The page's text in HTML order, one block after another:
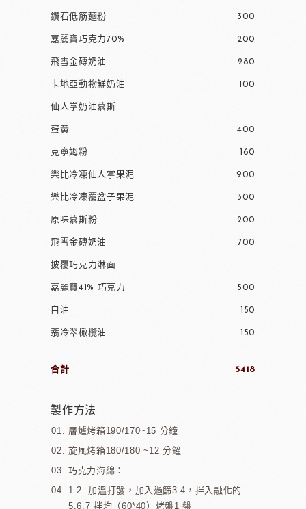
鑽石低筋麵粉 300
嘉麗寶巧克力70% 200
飛雪金磚奶油 280
卡地亞動物鮮奶油 100
仙人掌奶油慕斯
蛋黃 400
克寧姆粉 160
樂比冷凍仙人掌果泥 900
樂比冷凍覆盆子果泥 300
原味慕斯粉 200
飛雪金磚奶油 700
披覆巧克力淋面
嘉麗寶41% 巧克力 500
白油 150
翡冷翠橄欖油 150
合計 5418
製作方法
層爐烤箱190/170~15 分鐘
旋風烤箱180/180 ~12 分鐘
巧克力海綿：
1.2. 加溫打發，加入過篩3.4，拌入融化的
5.6.7 拌均（60*40）烤盤1 盤